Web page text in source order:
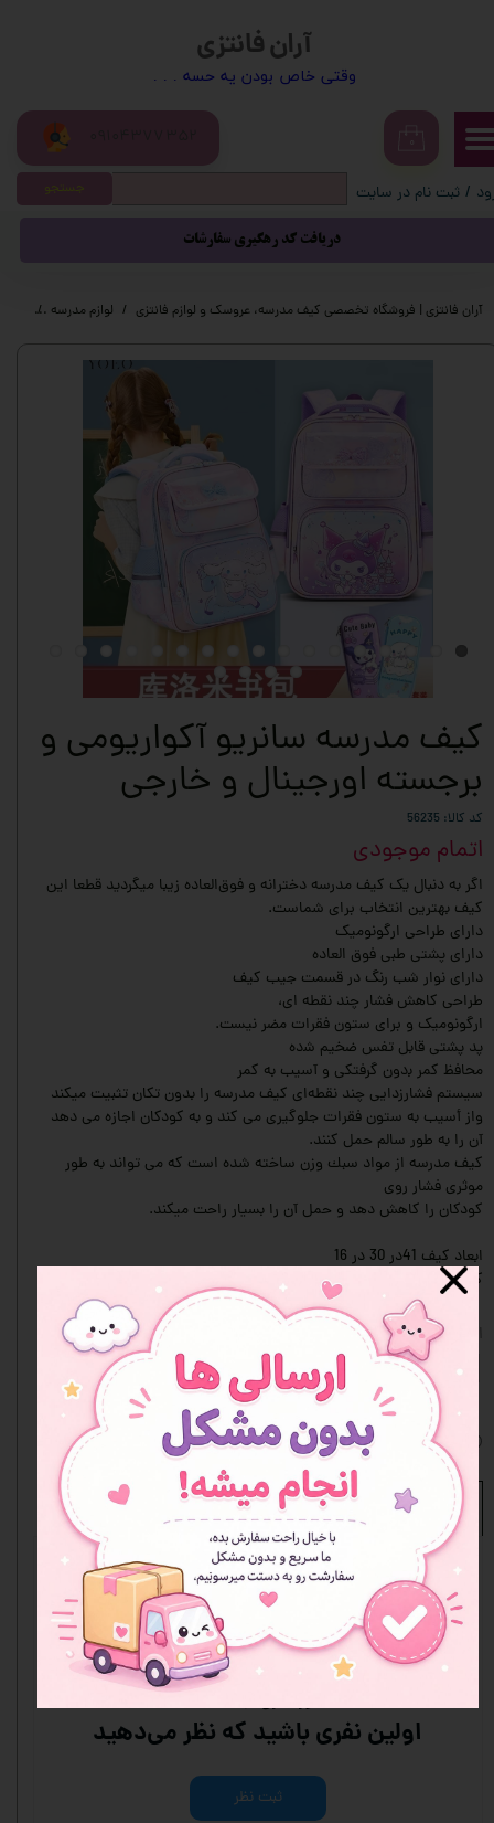
آران فانتزی
​​وقتی خاص بودن یه حسه . . .
/ ثبت نام در سایت
سفارشات
خروج از حساب کاربری
دریافت کد رهگیری سفارشات
جستجو
آران فانتزی | فروشگاه تخصصی کیف مدرسه، عروسک و لوازم فانتزی لوازم مدرسه
کیف مدرسه سانریو آکواریومی و
برجسته اورجینال و خارجی
کد کالا: 56235
اتمام موجودی
اگر به دنبال یک کیف مدرسه دخترانه و فوق‌العاده زیبا میگردید قطعا این
کیف بهترین انتخاب برای شماست.
دارای طراحی ارگونومیک
دارای پشتی طبی فوق العاده
دارای نوار شب رنگ در قسمت جیب کیف
طراحى كاهش فشار چند نقطه اى،
ارگونوميک و براى ستون فقرات مضر نيست.
پد پشتى قابل تفس ضخيم ﺷده
محافظ کمر ﺑدون گرفتكى و آسیب به کمر
سیستم فشارزدايى چند نقطه‌ای كيف مدرسه را بدون تكان تثبيت میكند
واز أسيب به ستون فقرات جلوگیرى مى كند و به كودكان اجازه مى دهد
آن را به طور سالم حمل كنند.
کیف مدرسه از مواد سبك وزن ساخته شده است كه مى تواند به طور
موثرى فشار روى
كودكان را كاهش دهد و حمل آن را بسیار راحت میکند.
ابعاد کیف 41در 30 در 16
کیف ارسالی برای شما مشابه عکس غیر ژورنالی می باشد.
انتخاب طرح یا مدل
کرومی (بنفش)
ملودی(صورتی)
سینامورول (آبی)
افزودن به علاقه مندی ها
نظرات
اولین نفری باشید که نظر می‌دهید
ثبت نظر